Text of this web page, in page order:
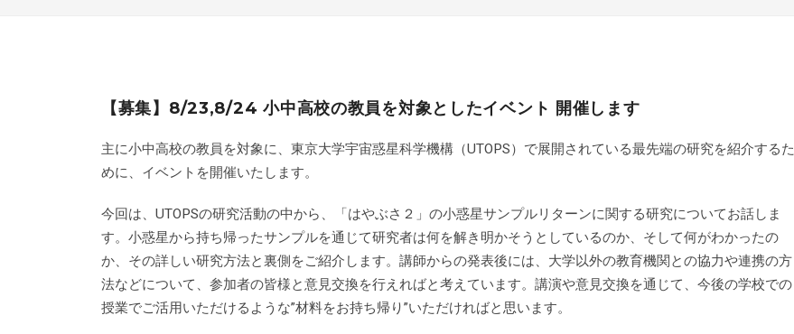
【募集】8/23,8/24 小中高校の教員を対象としたイベント 開催します
主に小中高校の教員を対象に、東京大学宇宙惑星科学機構（UTOPS）で展開されている最先端の研究を紹介するた
めに、イベントを開催いたします。
今回は、UTOPSの研究活動の中から、「はやぶさ２」の小惑星サンプルリターンに関する研究についてお話しま
す。小惑星から持ち帰ったサンプルを通じて研究者は何を解き明かそうとしているのか、そして何がわかったの
か、その詳しい研究方法と裏側をご紹介します。講師からの発表後には、大学以外の教育機関との協力や連携の方
法などについて、参加者の皆様と意見交換を行えればと考えています。講演や意見交換を通じて、今後の学校での
授業でご活用いただけるような”材料をお持ち帰り”いただければと思います。